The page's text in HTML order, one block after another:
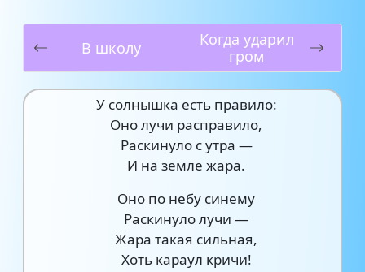
В школу
Когда ударил
гром
У солнышка есть правило:
Оно лучи расправило,
Раскинуло с утра —
И на земле жара.
Оно по небу синему
Раскинуло лучи —
Жара такая сильная,
Хоть караул кричи!